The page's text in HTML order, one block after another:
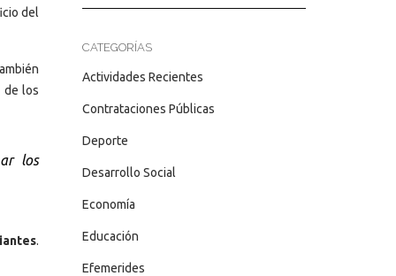
del
de los
los
.
CATEGORÍAS
Actividades Recientes
Contrataciones Públicas
Deporte
Desarrollo Social
Economía
Educación
Efemerides